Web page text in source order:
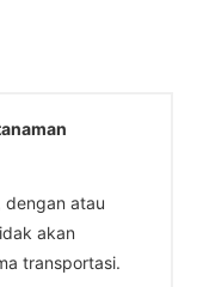
dengan atau
akan
transportasi.